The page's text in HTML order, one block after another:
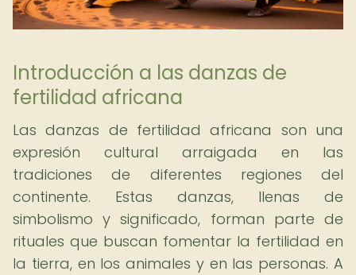
Introducción a las danzas de
fertilidad africana
Las danzas de fertilidad africana son una
expresión cultural arraigada en las
tradiciones de diferentes regiones del
continente. Estas danzas, llenas de
simbolismo y significado, forman parte de
rituales que buscan fomentar la fertilidad en
la tierra, en los animales y en las personas. A